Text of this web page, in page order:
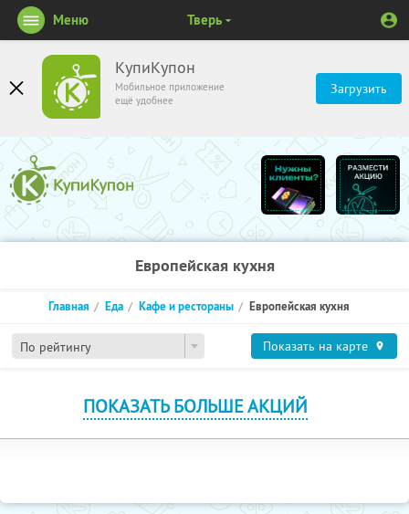
КупиКупон
Мобильное приложение
ещё удобнее
Загрузить
Меню Тверь
Европейская кухня
По рейтингу
Главная Еда Кафе и рестораны Европейская кухня
Показать на карте
ПОКАЗАТЬ БОЛЬШЕ АКЦИЙ